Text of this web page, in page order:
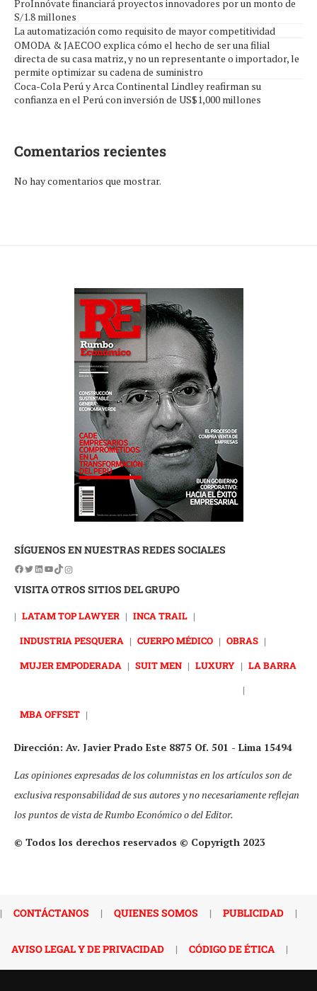
ProInnóvate financiará proyectos innovadores por un monto de
S/1.8 millones
La automatización como requisito de mayor competitividad
OMODA & JAECOO explica cómo el hecho de ser una filial
directa de su casa matriz, y no un representante o importador, le
permite optimizar su cadena de suministro
Coca-Cola Perú y Arca Continental Lindley reafirman su
confianza en el Perú con inversión de US$1,000 millones
Comentarios recientes
No hay comentarios que mostrar.
SÍGUENOS EN NUESTRAS REDES SOCIALES
VISITA OTROS SITIOS DEL GRUPO
| LATAM TOP LAWYER | INCA TRAIL |
INDUSTRIA PESQUERA | CUERPO MÉDICO | OBRAS |
MUJER EMPODERADA | SUIT MEN | LUXURY | LA BARRA
|
MBA OFFSET |
Dirección: Av. Javier Prado Este 8875 Of. 501 - Lima 15494
Las opiniones expresadas de los columnistas en los artículos son de
exclusiva responsabilidad de sus autores y no necesariamente reflejan
los puntos de vista de Rumbo Económico o del Editor.
© Todos los derechos reservados © Copyrigth 2023
| CONTÁCTANOS | QUIENES SOMOS | PUBLICIDAD |
AVISO LEGAL Y DE PRIVACIDAD | CÓDIGO DE ÉTICA |